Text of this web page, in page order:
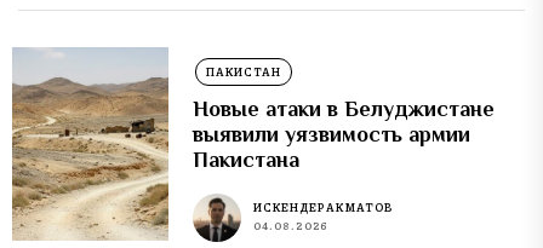
ПАКИСТАН
Новые атаки в Белуджистане
выявили уязвимость армии
Пакистана
ИСКЕНДЕР АКМАТОВ
04.08.2026